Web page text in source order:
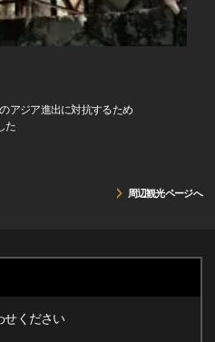
アジア進出に対抗するため
た
周辺観光ページへ
せください